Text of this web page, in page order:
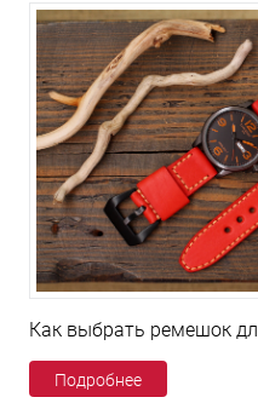
Как выбрать ремешок
Подробнее